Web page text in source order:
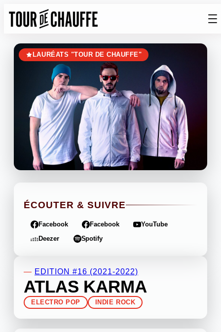
LAURÉATS "TOUR DE CHAUFFE"
ÉCOUTER & SUIVRE
Facebook Facebook
YouTube
Deezer
Spotify
— EDITION #16 (2021-2022)
ATLAS KARMA
ELECTRO POP INDIE ROCK